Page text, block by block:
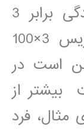
تعداد متغیرهای تابع برازندگی برابر 3
باشد، جمعیت با یک ماتریس 3×100
است در
از
مثال، فرد